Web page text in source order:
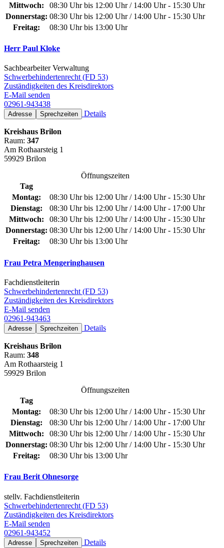
Mittwoch:
08:30 Uhr bis 12:00 Uhr / 14:00 Uhr - 15:30 Uhr
Donnerstag: 08:30 Uhr bis 12:00 Uhr / 14:00 Uhr - 15:30 Uhr
Freitag:
08:30 Uhr bis 13:00 Uhr
Herr Paul Kloke
Sachbearbeiter Verwaltung
Schwerbehindertenrecht (FD 53)
Zuständigkeiten des Kreisdirektors
E-Mail senden
02961-943438
Adresse Sprechzeiten Details
Kreishaus Brilon
Raum: 347
Am Rothaarsteig 1
59929 Brilon
Öffnungszeiten
Tag
Montag:
08:30 Uhr bis 12:00 Uhr / 14:00 Uhr - 15:30 Uhr
Dienstag:
08:30 Uhr bis 12:00 Uhr / 14:00 Uhr - 17:00 Uhr
Mittwoch:
08:30 Uhr bis 12:00 Uhr / 14:00 Uhr - 15:30 Uhr
Donnerstag: 08:30 Uhr bis 12:00 Uhr / 14:00 Uhr - 15:30 Uhr
Freitag:
08:30 Uhr bis 13:00 Uhr
Frau Petra Mengeringhausen
Fachdienstleiterin
Schwerbehindertenrecht (FD 53)
Zuständigkeiten des Kreisdirektors
E-Mail senden
02961-943463
Adresse Sprechzeiten Details
Kreishaus Brilon
Raum: 348
Am Rothaarsteig 1
59929 Brilon
Öffnungszeiten
Tag
Montag:
08:30 Uhr bis 12:00 Uhr / 14:00 Uhr - 15:30 Uhr
Dienstag:
08:30 Uhr bis 12:00 Uhr / 14:00 Uhr - 17:00 Uhr
Mittwoch:
08:30 Uhr bis 12:00 Uhr / 14:00 Uhr - 15:30 Uhr
Donnerstag: 08:30 Uhr bis 12:00 Uhr / 14:00 Uhr - 15:30 Uhr
Freitag:
08:30 Uhr bis 13:00 Uhr
Frau Berit Ohnesorge
stellv. Fachdienstleiterin
Schwerbehindertenrecht (FD 53)
Zuständigkeiten des Kreisdirektors
E-Mail senden
02961-943452
Adresse Sprechzeiten Details